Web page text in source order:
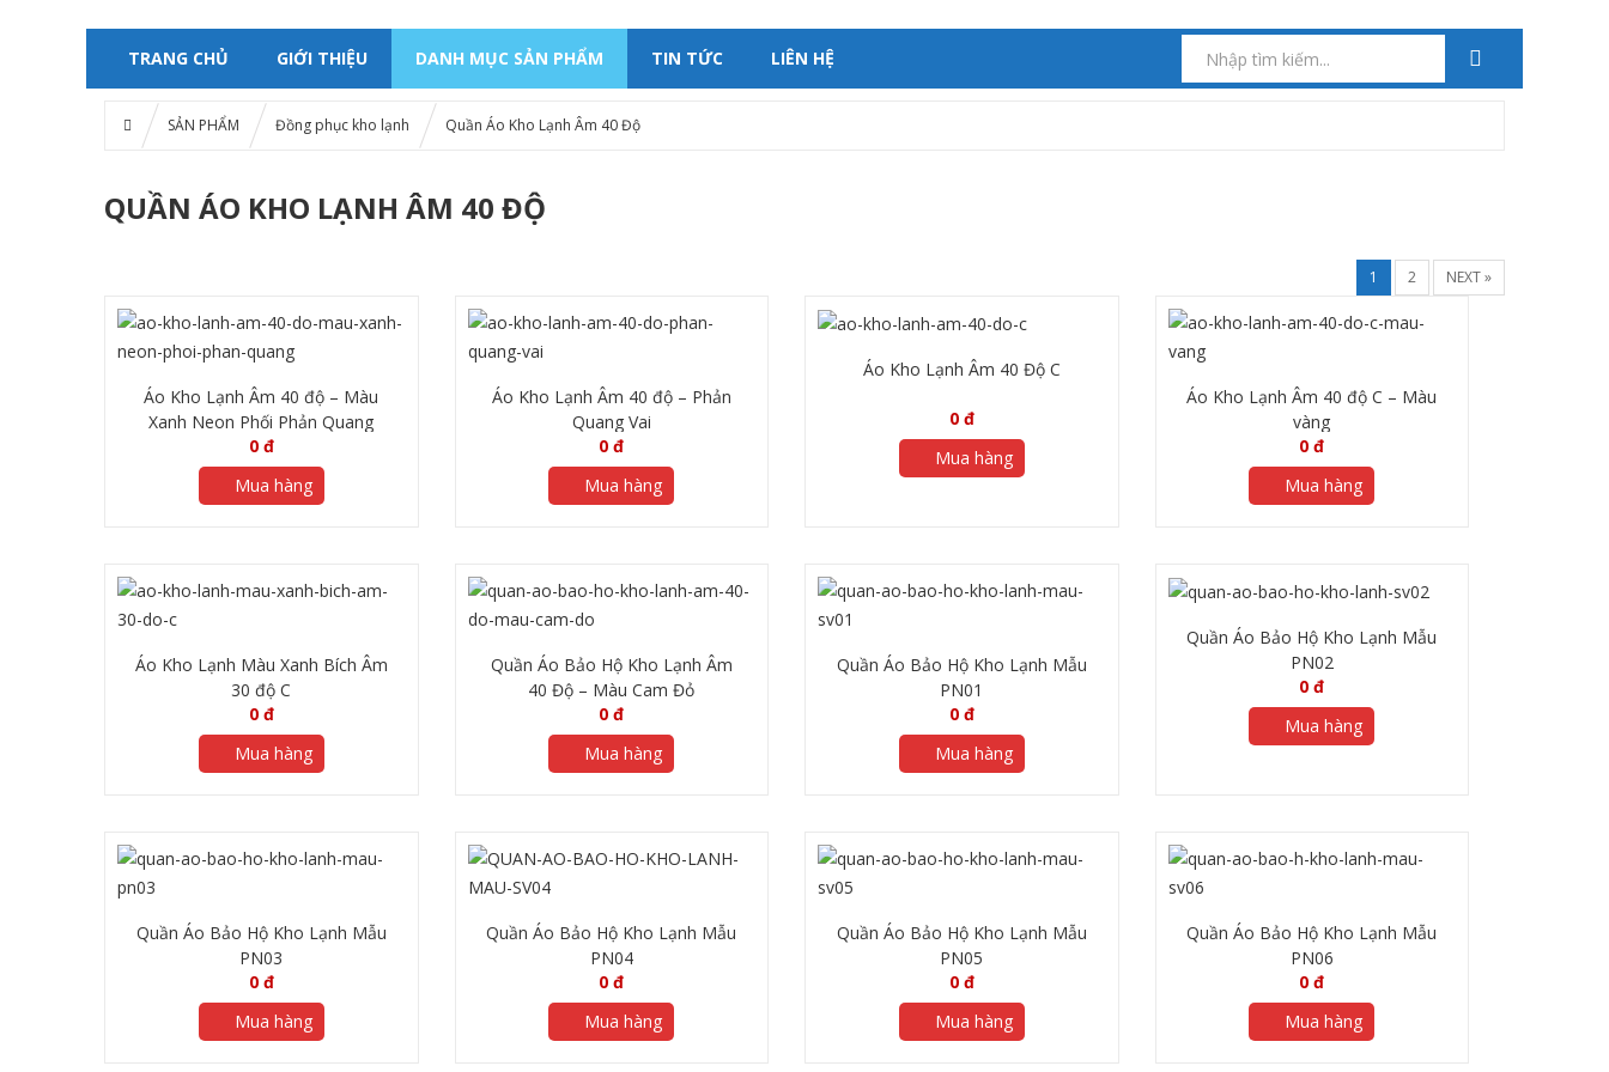
TRANG CHỦ GIỚI THIỆU DANH MỤC SẢN PHẨM TIN TỨC LIÊN HỆ
SẢN PHẨM Đồng phục kho lạnh Quần Áo Kho Lạnh Âm 40 Độ
QUẦN ÁO KHO LẠNH ÂM 40 ĐỘ
1 2 NEXT »
Áo Kho Lạnh Âm 40 độ – Màu
Xanh Neon Phối Phản Quang
0 đ
Mua hàng
Áo Kho Lạnh Âm 40 độ – Phản
Quang Vai
0đ
Mua hàng
Áo Kho Lạnh Âm 40 Độ C
0 đ
Mua hàng
Áo Kho Lạnh Âm 40 độ C – Màu
vàng
0đ
Mua hàng
Áo Kho Lạnh Màu Xanh Bích Âm
30 độ C
0 đ
Mua hàng
Quần Áo Bảo Hộ Kho Lạnh Âm
40 Độ – Màu Cam Đỏ
0đ
Mua hàng
Quần Áo Bảo Hộ Kho Lạnh Mẫu
PN01
0 đ
Mua hàng
Quần Áo Bảo Hộ Kho Lạnh Mẫu
PN02
0đ
Mua hàng
Quần Áo Bảo Hộ Kho Lạnh Mẫu
PN03
0 đ
Mua hàng
Quần Áo Bảo Hộ Kho Lạnh Mẫu
PN04
0đ
Mua hàng
Quần Áo Bảo Hộ Kho Lạnh Mẫu
PN05
0 đ
Mua hàng
Quần Áo Bảo Hộ Kho Lạnh Mẫu
PN06
0đ
Mua hàng